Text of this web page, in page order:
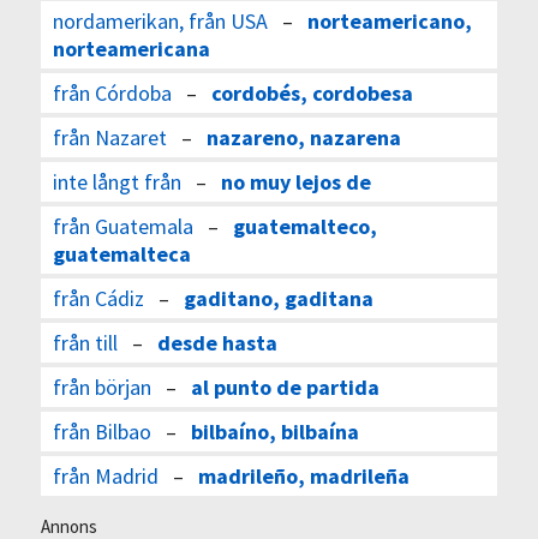
nordamerikan, från USA– norteamericano,
norteamericana
från Córdoba – cordobés, cordobesa
från Nazaret– nazareno, nazarena
inte långt från – no muy lejos de
från Guatemala – guatemalteco,
guatemalteca
från Cádiz – gaditano, gaditana
från till– desde hasta
från början – al punto de partida
från Bilbao – bilbaíno, bilbaína
från Madrid – madrileño, madrileña
Annons